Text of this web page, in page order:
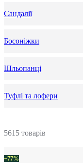
Сандалії
Босоніжки
Шльопанці
Туфлі та лофери
5615 товарів
−77%